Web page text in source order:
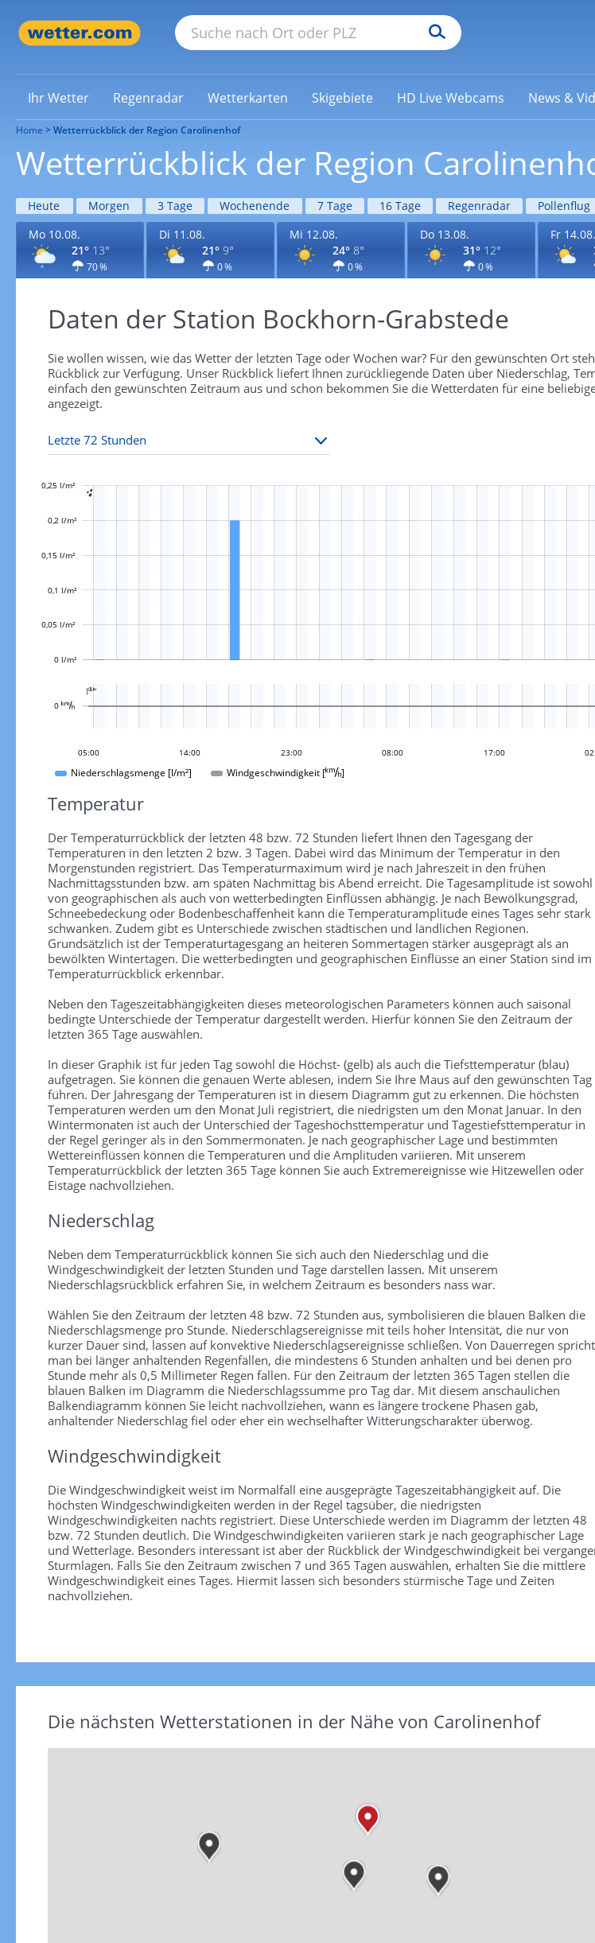
Ihr Wetter Regenradar Wetterkarten Skigebiete HD Live Webcams News &
Home Wetterrückblick der Region Carolinenhof
Wetterrückblick der Region
Heute Morgen 3 Tage Wochenende 7 Tage 16 Tage Regenradar Pollenflug
Mo 10.08.
21° 13°
70 %
Di 11.08.
21° 9°
0 %
Mi 12.08.
24° 8°
0 %
Do 13.08.
31° 12°
0 %
Fr 14.08.
Daten der Station Bockhorn-Grabstede
Sie wollen wissen, wie das Wetter der letzten Tage oder Wochen war? Für den gewünschten Ort
Rückblick zur Verfügung. Unser Rückblick liefert Ihnen zurückliegende Daten über Niederschlag,
einfach den gewünschten Zeitraum aus und schon bekommen Sie die Wetterdaten für eine
angezeigt.

0 l/m²
0,05 l/m²
0,1 l/m²
0,15 l/m²
0,2 l/m²
0,25 l/m²

0 
20:00
05:00 14:00 23:00 08:00 17:00
Niederschlagsmenge [l/m²]
Windgeschwindigkeit []
Temperatur
Der Temperaturrückblick der letzten 48 bzw. 72 Stunden liefert Ihnen den Tagesgang der
Temperaturen in den letzten 2 bzw. 3 Tagen. Dabei wird das Minimum der Temperatur in den
Morgenstunden registriert. Das Temperaturmaximum wird je nach Jahreszeit in den frühen
Nachmittagsstunden bzw. am späten Nachmittag bis Abend erreicht. Die Tagesamplitude ist sowohl
von geographischen als auch von wetterbedingten Einflüssen abhängig. Je nach Bewölkungsgrad,
Schneebedeckung oder Bodenbeschaffenheit kann die Temperaturamplitude eines Tages sehr stark
schwanken. Zudem gibt es Unterschiede zwischen städtischen und ländlichen Regionen.
Grundsätzlich ist der Temperaturtagesgang an heiteren Sommertagen stärker ausgeprägt als an
bewölkten Wintertagen. Die wetterbedingten und geographischen Einflüsse an einer Station sind im
Temperaturrückblick erkennbar.
Neben den Tageszeitabhängigkeiten dieses meteorologischen Parameters können auch saisonal
bedingte Unterschiede der Temperatur dargestellt werden. Hierfür können Sie den Zeitraum der
letzten 365 Tage auswählen.
In dieser Graphik ist für jeden Tag sowohl die Höchst- (gelb) als auch die Tiefsttemperatur (blau)
aufgetragen. Sie können die genauen Werte ablesen, indem Sie Ihre Maus auf den gewünschten Tag
führen. Der Jahresgang der Temperaturen ist in diesem Diagramm gut zu erkennen. Die höchsten
Temperaturen werden um den Monat Juli registriert, die niedrigsten um den Monat Januar. In den
Wintermonaten ist auch der Unterschied der Tageshöchsttemperatur und Tagestiefsttemperatur in
der Regel geringer als in den Sommermonaten. Je nach geographischer Lage und bestimmten
Wettereinflüssen können die Temperaturen und die Amplituden variieren. Mit unserem
Temperaturrückblick der letzten 365 Tage können Sie auch Extremereignisse wie Hitzewellen oder
Eistage nachvollziehen.
Niederschlag
Neben dem Temperaturrückblick können Sie sich auch den Niederschlag und die
Windgeschwindigkeit der letzten Stunden und Tage darstellen lassen. Mit unserem
Niederschlagsrückblick erfahren Sie, in welchem Zeitraum es besonders nass war.
Wählen Sie den Zeitraum der letzten 48 bzw. 72 Stunden aus, symbolisieren die blauen Balken die
Niederschlagsmenge pro Stunde. Niederschlagsereignisse mit teils hoher Intensität, die nur von
kurzer Dauer sind, lassen auf konvektive Niederschlagsereignisse schließen. Von Dauerregen spricht
man bei länger anhaltenden Regenfällen, die mindestens 6 Stunden anhalten und bei denen pro
Stunde mehr als 0,5 Millimeter Regen fallen. Für den Zeitraum der letzten 365 Tagen stellen die
blauen Balken im Diagramm die Niederschlagssumme pro Tag dar. Mit diesem anschaulichen
Balkendiagramm können Sie leicht nachvollziehen, wann es längere trockene Phasen gab,
anhaltender Niederschlag fiel oder eher ein wechselhafter Witterungscharakter überwog.
Windgeschwindigkeit
Die Windgeschwindigkeit weist im Normalfall eine ausgeprägte Tageszeitabhängigkeit auf. Die
höchsten Windgeschwindigkeiten werden in der Regel tagsüber, die niedrigsten
Windgeschwindigkeiten nachts registriert. Diese Unterschiede werden im Diagramm der letzten 48
bzw. 72 Stunden deutlich. Die Windgeschwindigkeiten variieren stark je nach geographischer Lage
und Wetterlage. Besonders interessant ist aber der Rückblick der Windgeschwindigkeit bei
Sturmlagen. Falls Sie den Zeitraum zwischen 7 und 365 Tagen auswählen, erhalten Sie die mittlere
Windgeschwindigkeit eines Tages. Hiermit lassen sich besonders stürmische Tage und Zeiten
nachvollziehen.
Die nächsten Wetterstationen in der Nähe von Carolinenhof